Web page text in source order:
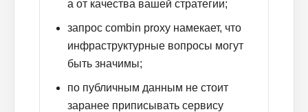
а от качества вашей стратегии;
запрос combin proxy намекает, что
инфраструктурные вопросы могут
быть значимы;
по публичным данным не стоит
заранее приписывать сервису